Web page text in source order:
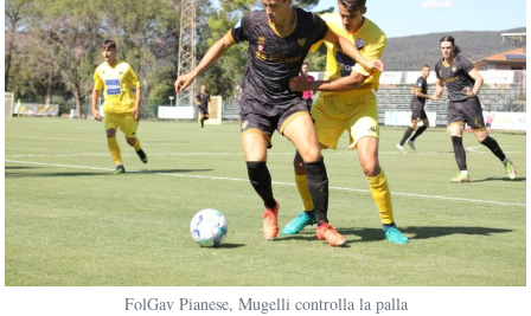
FolGav Pianese, Mugelli controlla la palla